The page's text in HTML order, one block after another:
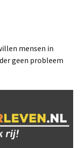
mensen in
geen probleem